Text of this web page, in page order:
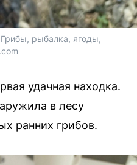
рыбалка, ягоды,
удачная находка.
в лесу
ранних грибов.